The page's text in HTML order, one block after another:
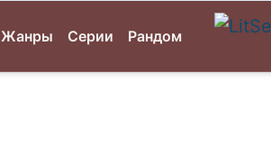
Жанры Серии Рандом